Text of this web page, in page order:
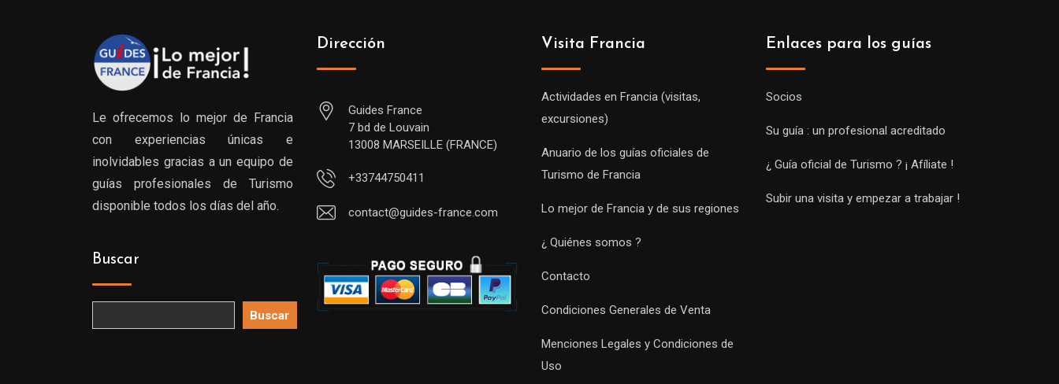
Le ofrecemos lo mejor de Francia
con experiencias únicas e
inolvidables gracias a un equipo de
guías profesionales de Turismo
disponible todos los días del año.
Buscar
Buscar
Dirección
Guides France
7 bd de Louvain
13008 MARSEILLE (FRANCE)
+33744750411
contact@guides-france.com
Visita Francia
Actividades en Francia (visitas,
excursiones)
Anuario de los guías oficiales de
Turismo de Francia
Lo mejor de Francia y de sus regiones
¿ Quiénes somos ?
Contacto
Condiciones Generales de Venta
Menciones Legales y Condiciones de
Uso
Enlaces para los guías
Socios
Su guía : un profesional acreditado
¿ Guía oficial de Turismo ? ¡ Afíliate !
Subir una visita y empezar a trabajar !